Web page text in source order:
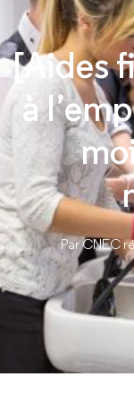
[Aides
à
ParCNEC